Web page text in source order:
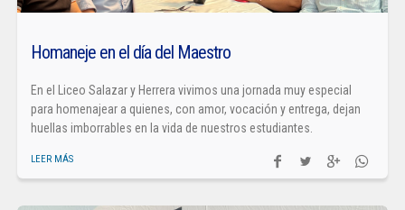
Homaneje en el día del Maestro
En el Liceo Salazar y Herrera vivimos una jornada muy especial
para homenajear a quienes, con amor, vocación y entrega, dejan
huellas imborrables en la vida de nuestros estudiantes.
LEER MÁS